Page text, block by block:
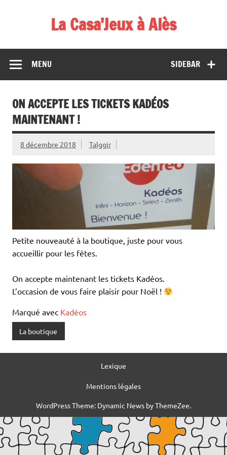
La Casa'Jeux à Alès
démos et de tournois
SIDEBAR
MENU
ON ACCEPTE LES TICKETS KADÉOS
MAINTENANT !
8 décembre 2018 Talggir
Petite nouveauté à la boutique, juste pour vous
accueillir pour les fêtes.
On accepte maintenant les tickets Kadéos.
L’occasion de vous faire plaisir pour Noël !
Marqué avec Kadéos
La boutique
Lexique
Mentions légales
WordPress Theme: Dynamic News by ThemeZee.